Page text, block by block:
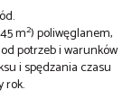
m2) poliwęglanem,
potrzeb i warunków
i spędzania czasu
rok.